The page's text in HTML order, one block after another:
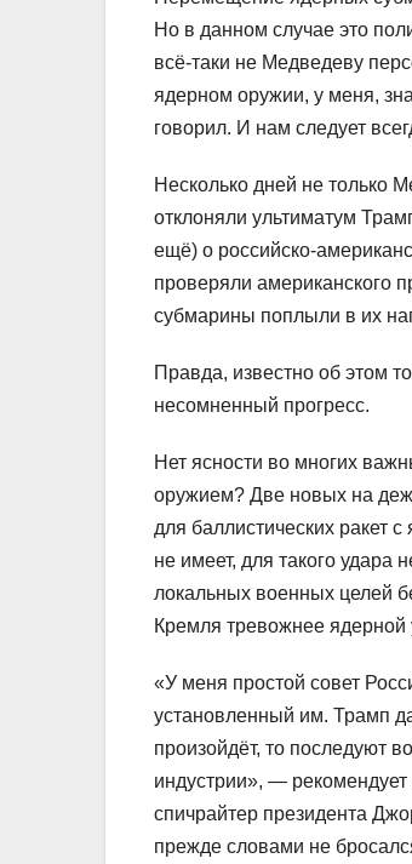
Но в данном случае это
всё-таки не Медведеву
ядерном оружии, у меня,
говорил. И нам следует
Несколько дней не только
отклоняли ультиматум
ещё) о российско-
проверяли американского
субмарины поплыли в их
Правда, известно об этом
несомненный прогресс.
Нет ясности во многих
оружием? Две новых на
для баллистических ракет
не имеет, для такого
локальных военных целей
Кремля тревожнее ядерной
«У меня простой совет
установленный им. Трамп
произойдёт, то последуют
индустрии», —
спичрайтер президента
прежде словами не